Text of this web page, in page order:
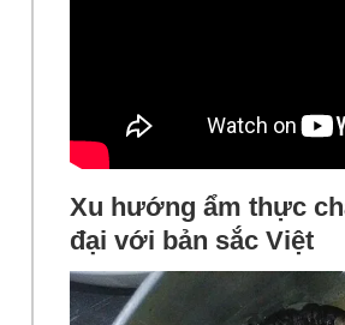
Xu hướng ẩm thực
đại với bản sắc Việt